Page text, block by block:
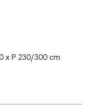
x P 230/300 cm